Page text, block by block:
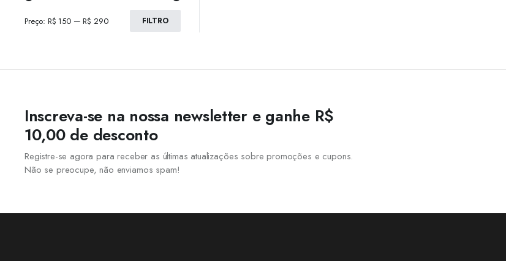
FILTRO
Preço: R$ 150—R$ 290
Inscreva-se na nossa newsletter e ganhe R$
10,00 de desconto
Registre-se agora para receber as últimas atualizações sobre promoções e cupons.
Não se preocupe, não enviamos spam!